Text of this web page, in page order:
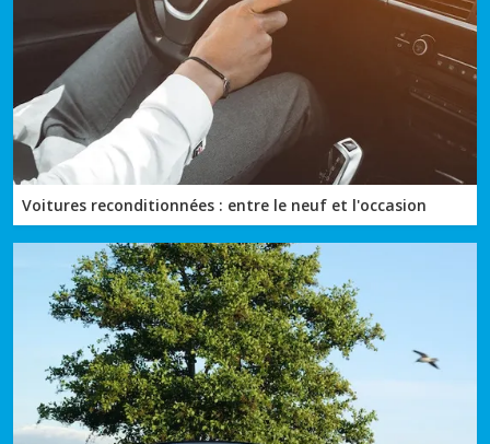
Voitures reconditionnées : entre le neuf et l'occasion